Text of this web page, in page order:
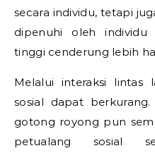
secara individu, tetapi
dipenuhi oleh individu
tinggi cenderung lebih
Melalui interaksi lintas
sosial dapat
gotong royong pun
petualang sosial